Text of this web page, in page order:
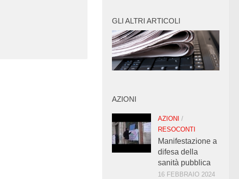
GLI ALTRI ARTICOLI
AZIONI
AZIONI /
RESOCONTI
Manifestazione a
difesa della
sanità pubblica
16 FEBBRAIO 2024